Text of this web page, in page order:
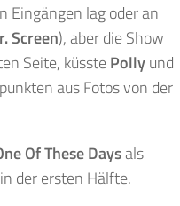
Eingängen lag oder an
Screen), aber die Show
Seite, küsstePollyund
aus Fotos von der
Of These Daysals
in der ersten Hälfte.